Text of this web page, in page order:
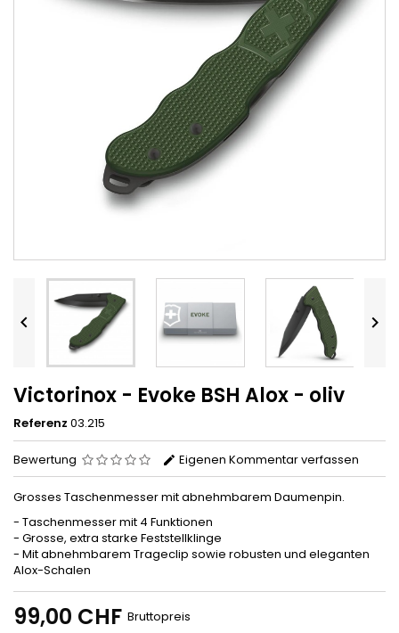
 
Victorinox - Evoke BSH Alox - oliv
Referenz 03.215
Bewertung Eigenen Kommentar verfassen
Grosses Taschenmesser mit abnehmbarem Daumenpin.
- Taschenmesser mit 4 Funktionen
- Grosse, extra starke Feststellklinge
- Mit abnehmbarem Trageclip sowie robusten und eleganten
Alox-Schalen
99,00 CHF Bruttopreis